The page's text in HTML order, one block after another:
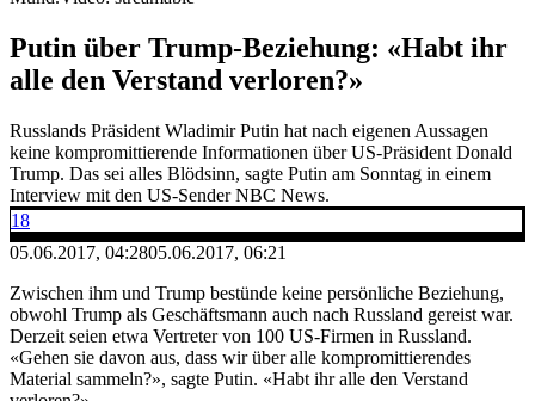
Putin über Trump-Beziehung: «Habt ihr
alle den Verstand verloren?»
Russlands Präsident Wladimir Putin hat nach eigenen Aussagen
keine kompromittierende Informationen über US-Präsident Donald
Trump. Das sei alles Blödsinn, sagte Putin am Sonntag in einem
Interview mit den US-Sender NBC News.
18
05.06.2017, 04:2805.06.2017, 06:21
Zwischen ihm und Trump bestünde keine persönliche Beziehung,
obwohl Trump als Geschäftsmann auch nach Russland gereist war.
Derzeit seien etwa Vertreter von 100 US-Firmen in Russland.
«Gehen sie davon aus, dass wir über alle kompromittierendes
Material sammeln?», sagte Putin. «Habt ihr alle den Verstand